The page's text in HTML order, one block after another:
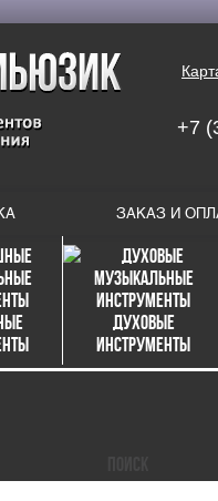
+7
ЗАКАЗ И
Духовые
инструменты